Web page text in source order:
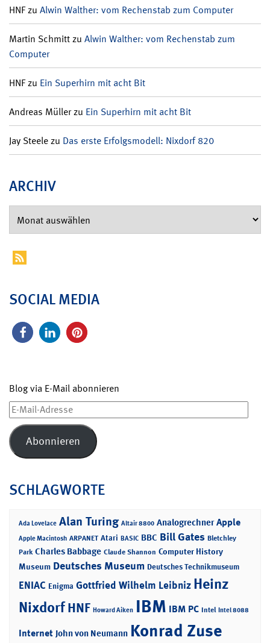
HNFzu Alwin Walther: vom Rechenstab zum Computer
Martin Schmittzu Alwin Walther: vom Rechenstab zum
Computer
HNFzu Ein Superhirn mit acht Bit
Andreas Müllerzu Ein Superhirn mit acht Bit
Jay Steelezu Das erste Erfolgsmodell: Nixdorf 820
ARCHIV
SOCIAL MEDIA
Blog via E-Mail abonnieren
E-
Mail-
Adresse
Abonnieren
SCHLAGWORTE
Ada Lovelace Alan Turing Altair 8800 Analogrechner Apple
Apple Macintosh ARPANET Atari BASIC BBC Bill Gates Bletchley
Park Charles Babbage Claude Shannon Computer History
Museum Deutsches Museum Deutsches Technikmuseum
ENIAC Enigma Gottfried Wilhelm Leibniz Heinz
NixdorfHNF Howard Aiken IBM IBM PC Intel Intel 8088
Internet John von Neumann Konrad Zuse